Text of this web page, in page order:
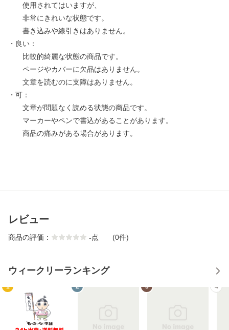
使用されてはいますが、
非常にきれいな状態です。
書き込みや線引きはありません。
・良い：
比較的綺麗な状態の商品です。
ページやカバーに欠品はありません。
文章を読むのに支障はありません。
・可：
文章が問題なく読める状態の商品です。
マーカーやペンで書込があることがあります。
商品の痛みがある場合があります。
レビュー
商品の評価： -点 (0件)
ウィークリーランキング
1 2 3 4